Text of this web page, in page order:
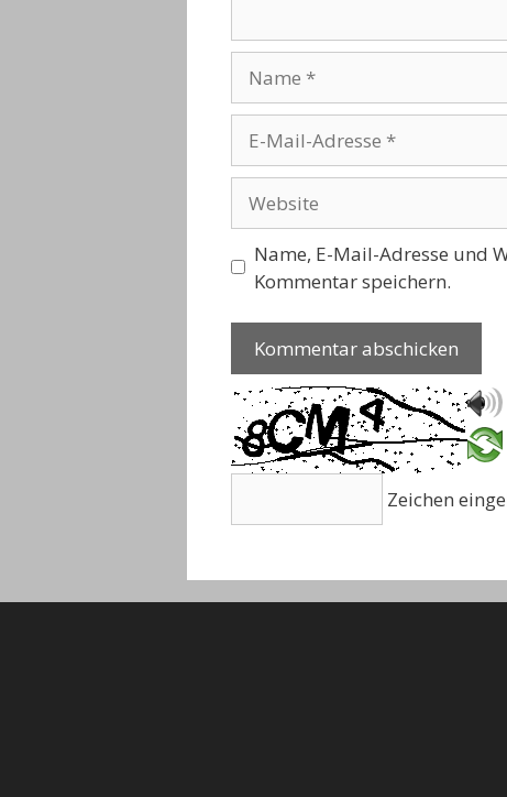
Mail-
Adresse
Name, E-Mail-Adresse und
Kommentar speichern.
Zeichen